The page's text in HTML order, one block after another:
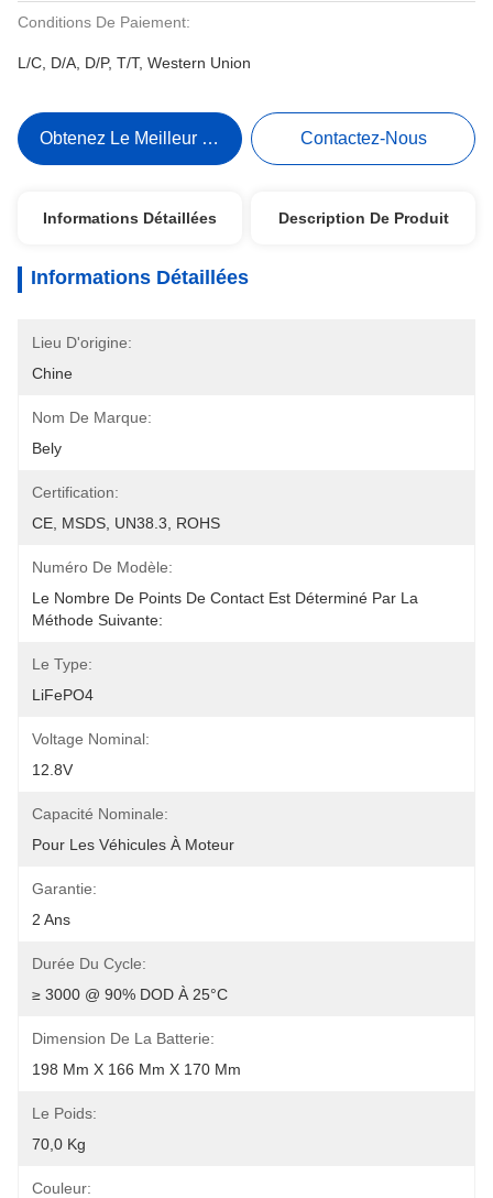
Conditions De Paiement:
L/C, D/A, D/P, T/T, Western Union
Obtenez Le Meilleur Prix Contactez-Nous
Informations Détaillées Description De Produit
Informations Détaillées
Lieu D'origine:
Chine
Nom De Marque:
Bely
Certification:
CE, MSDS, UN38.3, ROHS
Numéro De Modèle:
Le Nombre De Points De Contact Est Déterminé Par La
Méthode Suivante:
Le Type:
LiFePO4
Voltage Nominal:
12.8V
Capacité Nominale:
Pour Les Véhicules À Moteur
Garantie:
2 Ans
Durée Du Cycle:
≥ 3000 @ 90% DOD À 25°C
Dimension De La Batterie:
198 Mm X 166 Mm X 170 Mm
Le Poids:
70,0 Kg
Couleur: